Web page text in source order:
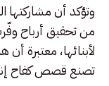
وتؤكد أن مشاركتها
من تحقيق أرباح
لأبنائها، معتبرة
تصنع قصص كفاح